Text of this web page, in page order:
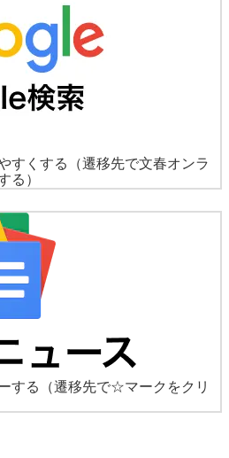
すくする
（遷移先で文春オンラ
る）
する
（遷移先で☆マークをクリ